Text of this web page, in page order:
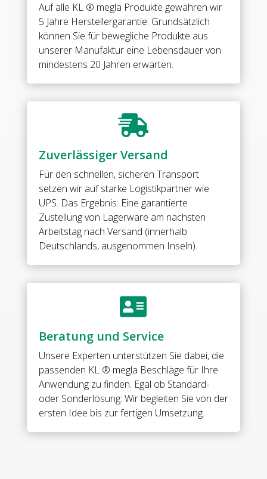
ESG
(Standard)
MILANO
Connector
finish:
bright
chrome
mm
glass
Menge
Auf alle KL ® megla Produkte gewähren wir
5 Jahre Herstellergarantie. Grundsätzlich
können Sie für bewegliche Produkte aus
unserer Manufaktur eine Lebensdauer von
mindestens 20 Jahren erwarten.

Zuverlässiger Versand
Für den schnellen, sicheren Transport
setzen wir auf starke Logistikpartner wie
UPS. Das Ergebnis: Eine garantierte
Zustellung von Lagerware am nächsten
Arbeitstag nach Versand (innerhalb
Deutschlands, ausgenommen Inseln).

Beratung und Service
Unsere Experten unterstützen Sie dabei, die
passenden KL ® megla Beschläge für Ihre
Anwendung zu finden. Egal ob Standard-
oder Sonderlösung: Wir begleiten Sie von der
ersten Idee bis zur fertigen Umsetzung.